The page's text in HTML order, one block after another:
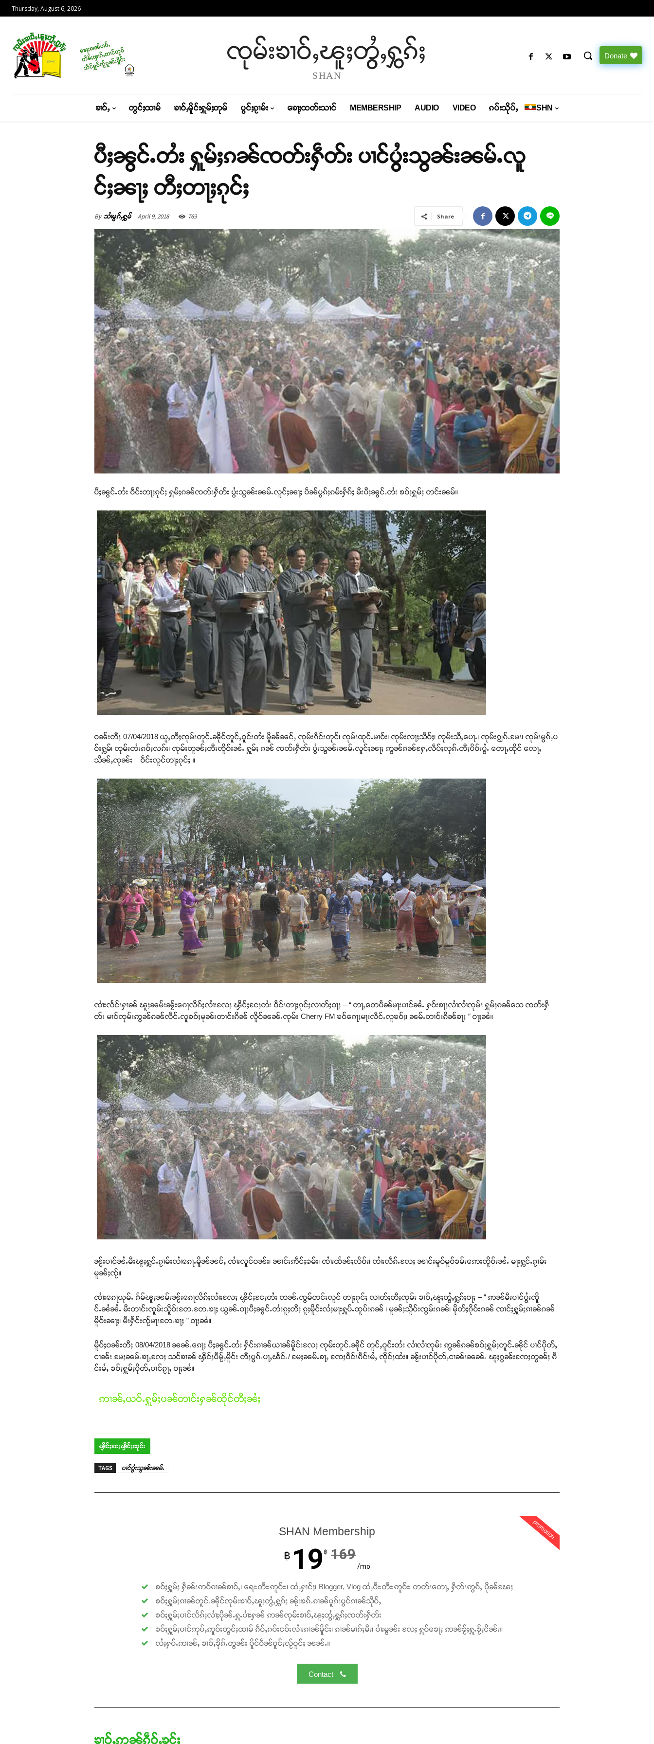
Thursday, August 6, 2026
ၸုမ်းၶၢဝ်ႇၽူႈတွႆႇႁွၵ်ႈ
SHAN
Donate
ၶၢဝ်ႇ တွင်ႈထၢမ် ၶၢဝ်ႇမိူင်းႁူမ်ႈတုမ် ပွင်ႈၵႂၢမ်း ၶေႃႈထတ်းသၢင် MEMBERSHIP AUDIO VIDEO ၵပ်းသိုပ်ႇ SHN
ပီႈၼွင်ႉတႆး ႁူမ်ႈၵၼ်ၸတ်းႁဵတ်း ပၢင်ပွႆးသွၼ်းၼမ်ႉလူ
င်ႈၼႃႈ တီႈတႃႈၵုင်ႈ
By သၢႆမွၵ်ႇႁွမ် April 9, 2018 769 Share
ပီႈၼွင်ႉတႆး ဝဵင်းတႃႈၵုင်ႈ ႁူမ်ႈၵၼ်ၸတ်းႁဵတ်း ပွႆးသွၼ်းၼမ်ႉလူင်ႈၼႃႈ ပဵၼ်ပွၵ်ႈၵမ်းႁႅၵ်ႈ မီးပီႈၼွင်ႉတႆး ၶဝ်ႈႁူမ်ႈ တင်းၼမ်။
ဝၼ်းတီႈ 07/04/2018 ယူႇတီႈၸုမ်းတူင်ႉၼိုင်တူင်ႇဝူင်းတႆး မိူၼ်ၼင်ႇ ၸုမ်းၵဵင်းတုင်၊ ၸုမ်းထုင်ႉမၢဝ်း၊ ၸုမ်းလႃႈသဵဝ်ႈ၊ ၸုမ်းသီႇပေႃႉ၊ ၸုမ်းၵျွၵ်ႉမႄး၊ ၸုမ်းမွၵ်ႇပ
ဝ်းႁွမ်၊ ၸုမ်းတႆးၵဝ်ႈလၵ်း၊ ၸုမ်းတူၼ်ႈတီးၸိူဝ်းၼႆႉ ႁူမ်ႈ ၵၼ် ၸတ်းႁဵတ်း ပွႆးသွၼ်းၼမ်ႉလူင်ႈၼႃႈ ဢွၼ်ၵၼ်ႁႄႇလဵပ်ႈလုၵ်ႉတီႈပိဝ်းပွႆႉ တေႃႇထိုင် လေႃႇ
သိၼ်ႇၸုၼ်း ဝဵင်းလူင်တႃႈၵုင်ႈ ။
ၸၢႆးလႅင်းႁၢၼ် ၽူႈၼမ်းၼႂ်းၵေႃလိၵ်ႈလၢႆးလႄႈ ၾိင်ႈငႄႈတႆး ဝဵင်းတႃႈၵုင်ႈလၢတ်ႈဝႃႈ – “ တႃႇတေပဵၼ်မႃးပၢင်ၼႆႉ ႁဝ်းၶႃႈလၢႆလၢႆၸုမ်း ႁူမ်ႈၵၼ်သေ ၸတ်းႁဵ
တ်း မၢင်ၸုမ်းဢွၼ်ၵၼ်လဵင်ႉလူၶဝ်ႈမုၼ်းတၢင်းၵိၼ် လိူဝ်ၼၼ်ႉၸုမ်း Cherry FM ၶဝ်ၵေႃႈမႃးလဵင်ႉလူၶဝ်ႈ၊ ၼမ်ႉတၢင်းၵိၼ်ၶႃႈ ” ဝႃႈၼႆ။
ၼႂ်းပၢင်ၼႆႉမီးၽူႈႁွင်ႉၵႂၢမ်းလၢႆၵေႃႉမိူၼ်ၼင်ႇ ၸၢႆးလူင်ဝၼ်း၊ ၼၢင်းဢဵင်ႈၶမ်း၊ ၸၢႆးထႅၼ်ႈလႅဝ်း၊ ၸၢႆးလဵၵ်ႉလႄႈ ၼၢင်းမူဝ်မူဝ်ၶမ်းဢေးၸိူဝ်းၼႆႉ မႃးႁွင်ႉၵႂၢမ်း
မူၼ်ႈၸႂ်။
ၸၢႆးၵေႃယုမ်ႉ ၵႅမ်ၽူႈၼမ်းၼႂ်းၵေႃလိၵ်ႈလၢႆးလႄႈ ၾိင်ႈငႄႈတႆး ၸၼ်ႉၸွမ်တင်းလူင် တႃႈၵုင်ႈ လၢတ်ႈတီႈၸုမ်း ၶၢဝ်ႇၽူႈတွႆႇႁွၵ်ႈဝႃႈ – “ ဢၼ်မီးပၢင်ပွႆးၸိူ
င်ႉၼႆၼႆႉ မီးတၢင်းၸူမ်းသိူဝ်းတႄႉတႄႉၶႃႈ ယွၼ်ႉဝႃႈပီႈၼွင်ႉတႆးၵူႈတီႈ ၵူႈမိူင်းလႆႈမႃးႁူပ်ႉထူပ်းၵၼ် ၊ မူၼ်ႈသိူဝ်းၸွမ်းၵၼ်၊ မိုတ်ႈၵိုဝ်းၵၼ် ၸၢင်ႈႁူမ်ႈၵၢၼ်ၵၼ်
မိူဝ်းၼႃႈ၊ မီးႁႅင်းၸႂ်မႃးတႄႉၶႃႈ ” ဝႃႈၼႆ။
မိူဝ်ႈဝၼ်းတီႈ 08/04/2018 ၼၼ်ႉၵေႃႈ ပီႈၼွင်ႉတႆး ႁႅင်းၵၢၼ်ယၢၼ်မိူင်းလႄႈ ၸုမ်းတူင်ႉၼိုင် တူင်ႇဝူင်းတႆး လၢႆလၢႆၸုမ်း ဢွၼ်ၵၼ်ၶဝ်ႈႁူမ်ႈတူင်ႉၼိုင် ပၢင်ပိုတ်ႇ
ငၢၼ်း မႄႈၼမ်ႉၶႃႇလႄႈ သင်ၶၢၼ် ၾိင်ႈပီမႂ်ႇမိူင်း တီႈပွၵ်ႉပႃႇၽႅင်ႉ/ မႄႈၼမ်ႉၶႃႇ ၸႄႈဝဵင်းၵဵင်းမႆႇ ၸိုင်ႈထႆး။ ၼႂ်းပၢင်ပိုတ်ႇငၢၼ်းၼၼ်ႉ ၽူႈၵွၼ်းၸႄႈတွၼ်ႈ ၵဵ
င်းမႆႇ ၶဝ်ႈႁူမ်ႈပိုတ်ႇပၢင်ၵႂႃႇ ဝႃႈၼႆ။
ဢၢၼ်ႇယဝ်ႉႁူမ်ႈပၼ်တၢင်းႁၼ်ထိုင်တီႈၼႆႈ
ၾိင်ႈငႄႈၾိင်ႈထုင်း
TAGS ပၢင်ပွႆးသွၼ်းၼမ်ႉ
promotion
SHAN Membership
฿ 19 ฿ 169
/mo
ၶဝ်ႈႁူမ်ႈ ႁဵၼ်းဢဝ်ၵၢၼ်ၶၢဝ်ႇ၊ ရေႊတီႊဢူဝ်ႊ၊ ထႆႇႁၢင်ႈ၊ Blogger, Vlog ထႆႇဝီႊတီႊဢူဝ်ႊ တတ်းတေႃႇ ႁဵတ်းဢွၵ်ႇ ပိုၼ်ၽႄႈ
ၶဝ်ႈႁူမ်ႈၵၢၼ်တူင်ႉၼိုင်ၸုမ်းၶၢဝ်ႇၽူႈတွႆႇႁွၵ်ႈ ၼႂ်းၶၵ်ႉၵၢၼ်ပူၵ်းပွင်ၵၢၼ်သိုဝ်ႇ
ၶဝ်ႈႁူမ်ႈပၢင်လႅၵ်ႈလၢႆႈပိုၼ်ႉႁူႉပၢႆးႁၼ် ဢၼ်ၸုမ်းၶၢဝ်ႇၽူႈတွႆႇႁွၵ်ႈၸတ်းႁဵတ်း
ၶဝ်ႈႁူမ်ႈပၢင်ဢုပ်ႇဢူဝ်းတွင်ႈထၢမ် ၵဵဝ်ႇၵပ်းငဝ်းလၢႆးၵၢၼ်မိူင်း၊ ၵၢၼ်မၢၵ်ႈမီး၊ ပၢႆးမွၼ်း လႄႈ ႁူဝ်ၶေႃႈ ဢၼ်ၶႂ်ႈႁူႉၶႂ်ႈငိၼ်း။
လႆႈႁပ်ႉဢၢၼ်ႇ ၶၢဝ်ႇၶိုၵ်ႉတွၼ်း ပိူင်ပဵၼ်ဝူင်ႈလႂ်ဝူင်ႈ ၼၼ်ႉ။
Contact
ၶၢဝ်ႇဢၼ်ၵဵဝ်ႇၶွင်ႈ